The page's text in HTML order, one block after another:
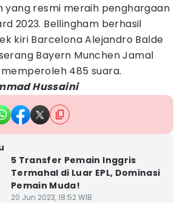
yang resmi meraih penghargaan
2023. Bellingham berhasil
kiri Barcelona Alejandro Balde
Bayern Munchen Jamal
485 suara.
Hussaini
5 Transfer Pemain Inggris
Termahal di Luar EPL, Dominasi
Pemain Muda!
20 Jun 2023, 18:52 WIB